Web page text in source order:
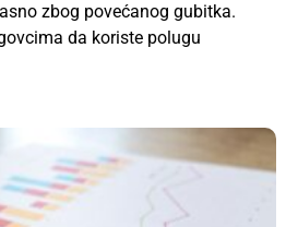
zbog povećanog gubitka.
da koriste polugu